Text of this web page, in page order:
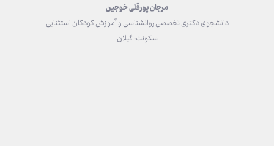
مرجان پورقلی خوجین
دانشجوی دکتری تخصصی روانشناسی و آموزش کودکان استثنایی
سکونت: گیلان